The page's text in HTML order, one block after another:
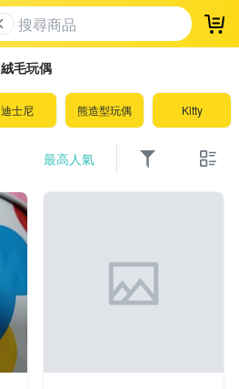
登
絨毛玩偶
迪士尼 熊造型玩偶 Kitty
最高人氣